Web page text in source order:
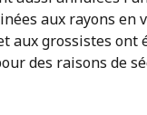
aux rayons en
aux grossistes ont
des raisons de